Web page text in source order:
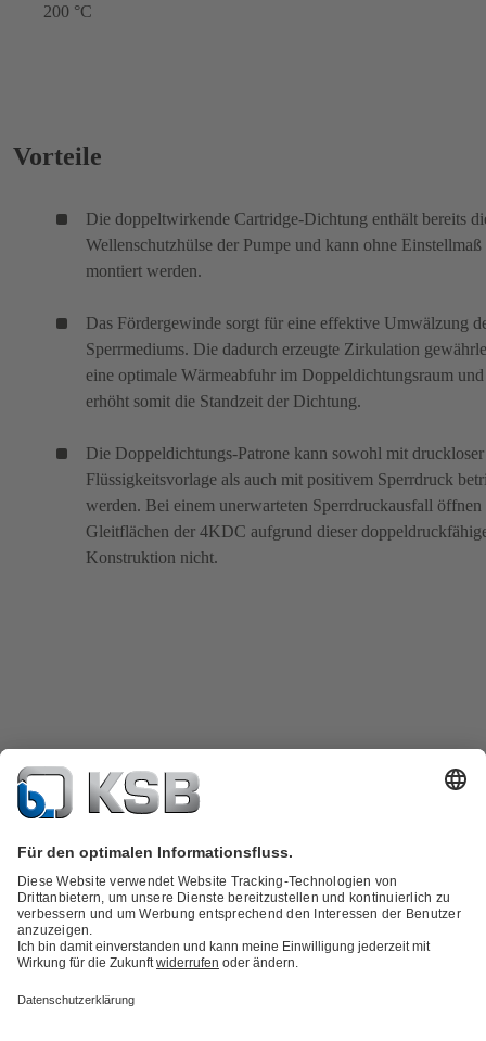
200 °C
Vorteile
Die doppeltwirkende Cartridge-Dichtung enthält bereits
Wellenschutzhülse der Pumpe und kann ohne Einstellmaß
montiert werden.
Das Fördergewinde sorgt für eine effektive Umwälzung
Sperrmediums. Die dadurch erzeugte Zirkulation
eine optimale Wärmeabfuhr im Doppeldichtungsraum und
erhöht somit die Standzeit der Dichtung.
Die Doppeldichtungs-Patrone kann sowohl mit druckloser
Flüssigkeitsvorlage als auch mit positivem Sperrdruck
werden. Bei einem unerwarteten Sperrdruckausfall öffnen
Gleitflächen der 4KDC aufgrund dieser
Konstruktion nicht.